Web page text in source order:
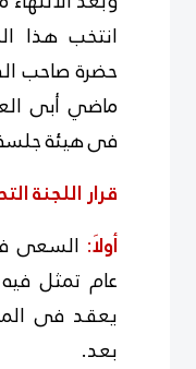
انتخب هذا
حضرة صاحب
ماضي أبى
فى هيئة
قرار اللجنة
أولاَ: السعى
عام تمثل
يعقد فى
بعد.